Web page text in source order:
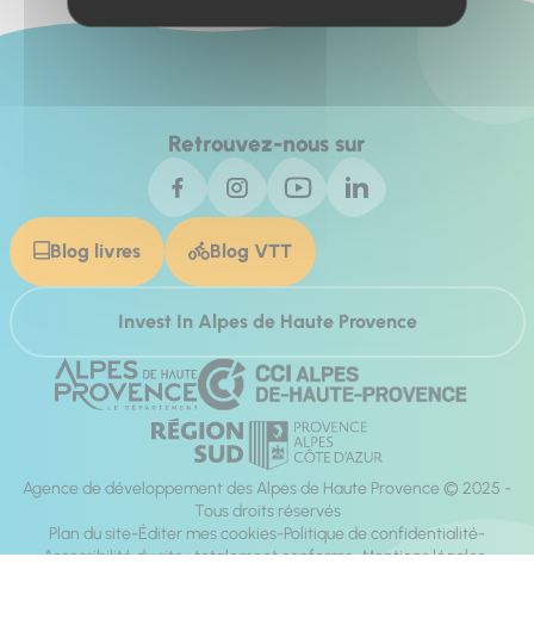
Retrouvez-nous sur
Blog livres Blog VTT
Invest In Alpes de Haute Provence
Agence de développement des Alpes de Haute Provence © 2025 -
Tous droits réservés
Plan du site Éditer mes cookies Politique de confidentialité
Accessibilité du site : totalement conforme Mentions légales